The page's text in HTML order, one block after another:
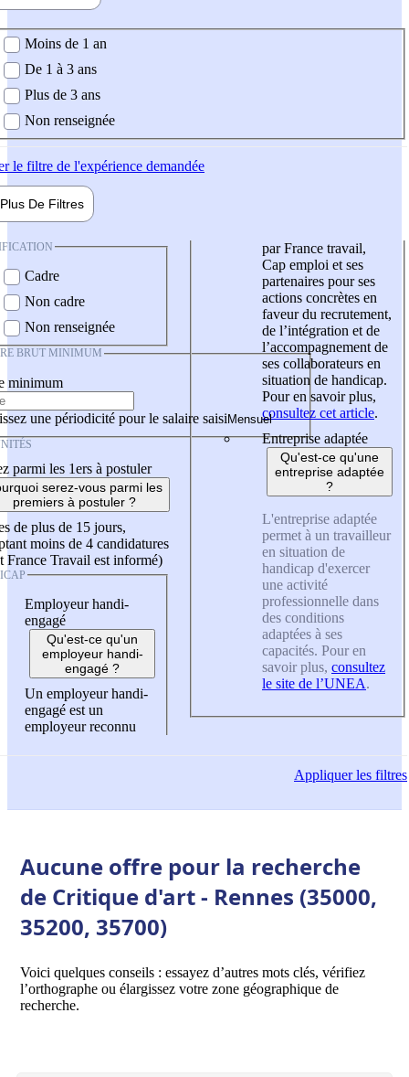
demandée
Moins de 1 an
De 1 à 3 ans
Plus de 3 ans
Non renseignée
le filtre de l'expérience demandée
Plus De Filtres
Cadre
Non cadre
Non renseignée
BRUT MINIMUM
minimum
une périodicité pour le salaire saisi
parmi les 1ers à postuler
serez-vous parmi les
premiers à postuler ?
de plus de 15 jours,
moins de 4 candidatures
France Travail est informé)
Employeur handi-
engagé
Qu'est-ce qu'un
employeur handi-
engagé ?
Un employeur handi-
engagé est un
employeur reconnu
par France travail,
Cap emploi et ses
partenaires pour ses
actions concrètes en
faveur du recrutement,
de l’intégration et de
l’accompagnement de
ses collaborateurs en
situation de handicap.
Pour en savoir plus,
consultez cet article.
Entreprise adaptée
Qu'est-ce qu'une
entreprise adaptée
?
L'entreprise adaptée
permet à un travailleur
en situation de
handicap d'exercer
une activité
professionnelle dans
des conditions
adaptées à ses
capacités. Pour en
savoir plus, consultez
le site de l’UNEA.
Appliquerles filtres
Aucune offre pour la recherche
de Critique d'art - Rennes (35000,
35200, 35700)
Voici quelques conseils : essayez d’autres mots clés, vérifiez
l’orthographe ou élargissez votre zone géographique de
recherche.